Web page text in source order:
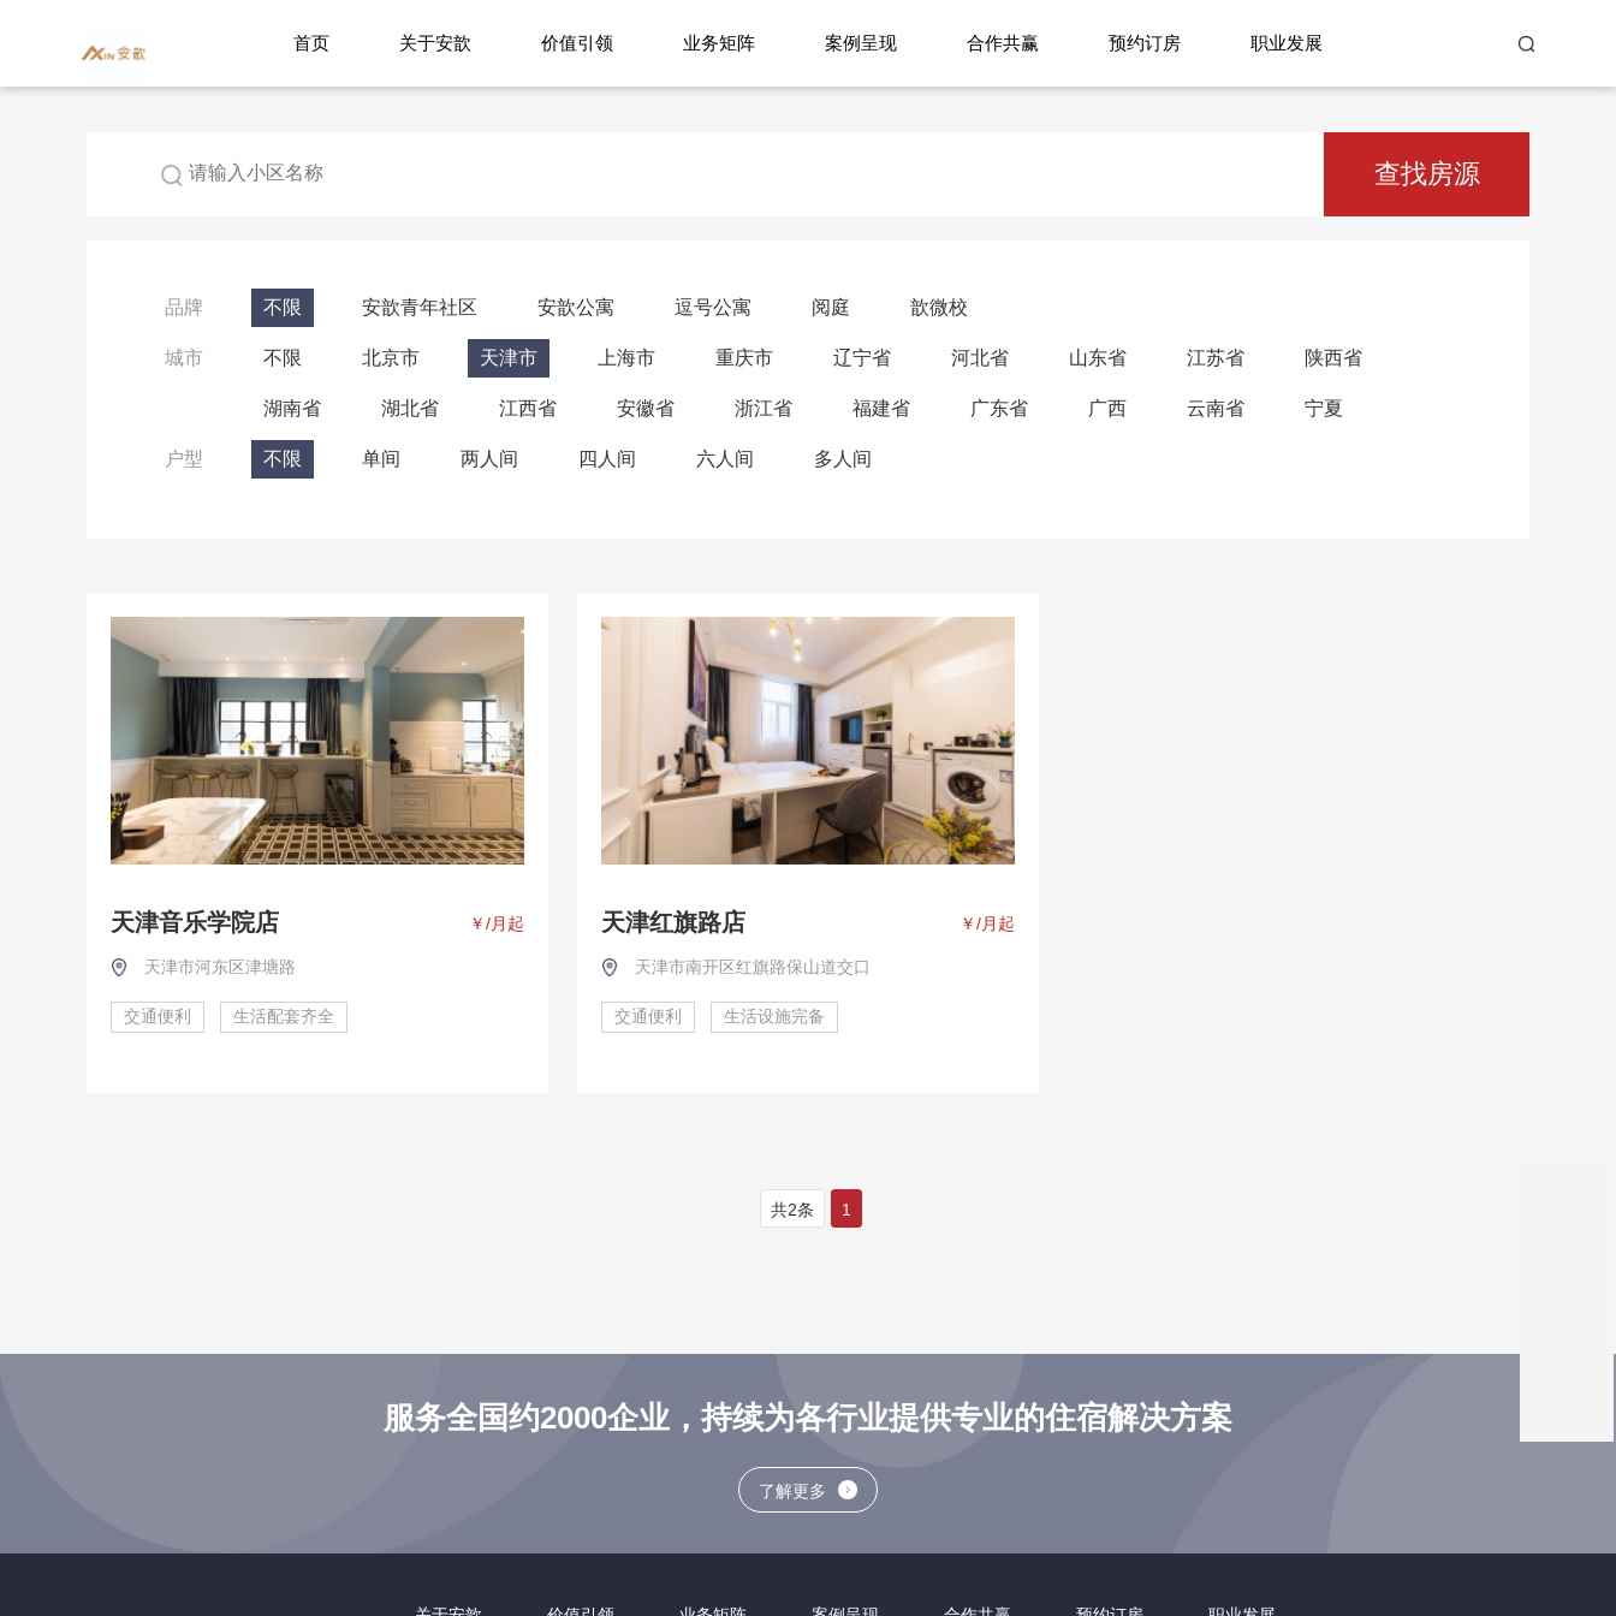
首页 关于安歆 价值引领 业务矩阵 案例呈现 合作共赢 预约订房 职业发展
查找房源
品牌 不限 安歆青年社区 安歆公寓 逗号公寓 阅庭 歆微校
城市 不限 北京市 天津市 上海市 重庆市 辽宁省 河北省 山东省 江苏省 陕西省
湖南省 湖北省 江西省 安徽省 浙江省 福建省 广东省 广西 云南省 宁夏
户型 不限 单间 两人间 四人间 六人间 多人间
天津音乐学院店 ￥/月起
天津市河东区津塘路
交通便利 生活配套齐全
天津红旗路店 ￥/月起
天津市南开区红旗路保山道交口
交通便利 生活设施完备
共2条 1
服务全国约2000企业，持续为各行业提供专业的住宿解决方案
了解更多